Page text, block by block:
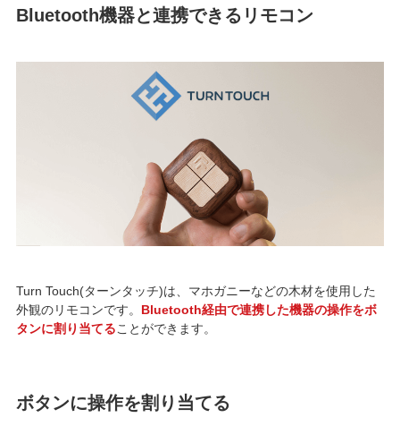
Bluetooth機器と連携できるリモコン
Turn Touch(ターンタッチ)は、マホガニーなどの木材を使用した
外観のリモコンです。 Bluetooth経由で連携した機器の操作をボ
タンに割り当てることができます。
ボタンに操作を割り当てる